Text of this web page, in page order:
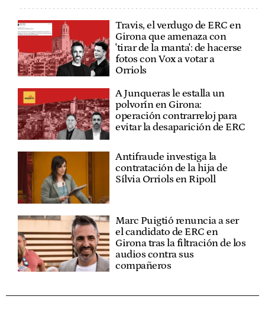
Travis, el verdugo de ERC en
Girona que amenaza con
'tirar de la manta': de hacerse
fotos con Vox a votar a
Orriols
A Junqueras le estalla un
polvorín en Girona:
operación contrarreloj para
evitar la desaparición de ERC
Antifraude investiga la
contratación de la hija de
Sílvia Orriols en Ripoll
Marc Puigtió renuncia a ser
el candidato de ERC en
Girona tras la filtración de los
audios contra sus
compañeros